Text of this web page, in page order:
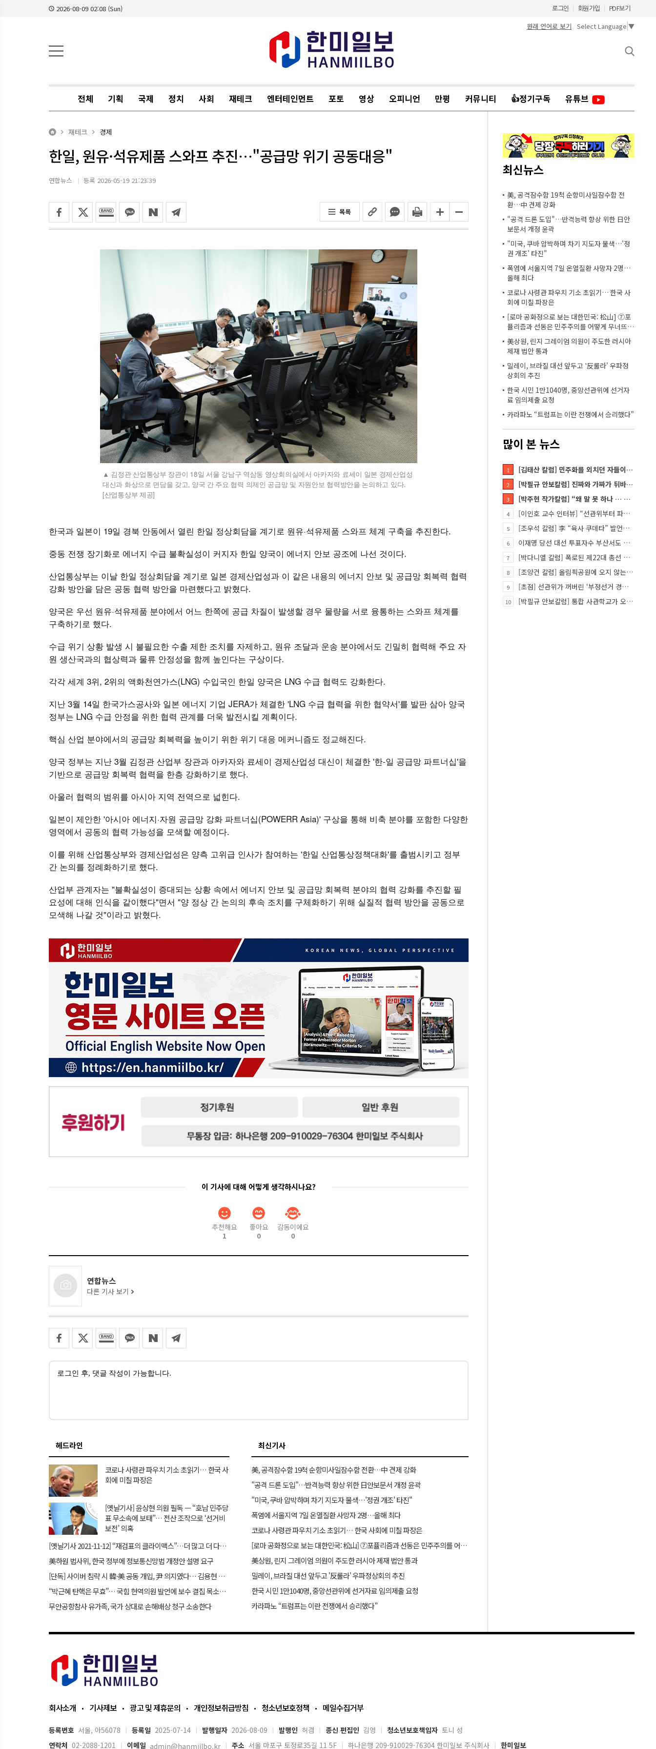
2026-08-09 02:08 (Sun) 로그인 회원가입 PDF보기
원래 언어로 보기 Select Language ▼
전체 기획 국제 정치 사회 재테크 엔터테인먼트 포토 영상 오피니언 만평 커뮤니티 👍정기구독 유튜브
재테크 경제
한일, 원유·석유제품 스와프 추진…"공급망 위기 공동대응"
연합뉴스 등록 2026-05-19 21:23:39
목록
김정관 산업통상부 장관이 18일 서울 강남구 역삼동 영상회의실에서 아카자와 료세이 일본 경제산업성
대신과 화상으로 면담을 갖고, 양국 간 주요 협력 의제인 공급망 및 자원안보 협력방안을 논의하고 있다.
[산업통상부 제공]
한국과 일본이 19일 경북 안동에서 열린 한일 정상회담을 계기로 원유·석유제품 스와프 체계 구축을 추진한다.
중동 전쟁 장기화로 에너지 수급 불확실성이 커지자 한일 양국이 에너지 안보 공조에 나선 것이다.
산업통상부는 이날 한일 정상회담을 계기로 일본 경제산업성과 이 같은 내용의 에너지 안보 및 공급망 회복력 협력
강화 방안을 담은 공동 협력 방안을 마련했다고 밝혔다.
양국은 우선 원유·석유제품 분야에서 어느 한쪽에 공급 차질이 발생할 경우 물량을 서로 융통하는 스와프 체계를
구축하기로 했다.
수급 위기 상황 발생 시 불필요한 수출 제한 조치를 자제하고, 원유 조달과 운송 분야에서도 긴밀히 협력해 주요 자
원 생산국과의 협상력과 물류 안정성을 함께 높인다는 구상이다.
각각 세계 3위, 2위의 액화천연가스(LNG) 수입국인 한일 양국은 LNG 수급 협력도 강화한다.
지난 3월 14일 한국가스공사와 일본 에너지 기업 JERA가 체결한 'LNG 수급 협력을 위한 협약서'를 발판 삼아 양국
정부는 LNG 수급 안정을 위한 협력 관계를 더욱 발전시킬 계획이다.
핵심 산업 분야에서의 공급망 회복력을 높이기 위한 위기 대응 메커니즘도 정교해진다.
양국 정부는 지난 3월 김정관 산업부 장관과 아카자와 료세이 경제산업성 대신이 체결한 '한-일 공급망 파트너십'을
기반으로 공급망 회복력 협력을 한층 강화하기로 했다.
아울러 협력의 범위를 아시아 지역 전역으로 넓힌다.
일본이 제안한 '아시아 에너지·자원 공급망 강화 파트너십(POWERR Asia)' 구상을 통해 비축 분야를 포함한 다양한
영역에서 공동의 협력 가능성을 모색할 예정이다.
이를 위해 산업통상부와 경제산업성은 양측 고위급 인사가 참여하는 '한일 산업통상정책대화'를 출범시키고 정부
간 논의를 정례화하기로 했다.
산업부 관계자는 "불확실성이 증대되는 상황 속에서 에너지 안보 및 공급망 회복력 분야의 협력 강화를 추진할 필
요성에 대해 인식을 같이했다"면서 "양 정상 간 논의의 후속 조치를 구체화하기 위해 실질적 협력 방안을 공동으로
모색해 나갈 것"이라고 밝혔다.
이 기사에 대해 어떻게 생각하시나요?
추천해요
1
좋아요
0
감동이에요
0
연합뉴스
다른 기사 보기
헤드라인
코로나 사령관 파우치 기소 초읽기… 한국 사
회에 미칠 파장은
[옛날기사] 윤상현 의원 필독 ㅡ “호남 민주당
표 무소속에 보태”… 전산 조작으로 ‘선거비
보전’ 의혹
[옛날기사 2021-11-12] “재검표의 클라이맥스”…더 많고 더 다양하게 쏟아진 부정 의심 투표지
美하원 법사위, 한국 정부에 정보통신망법 개정안 설명 요구
[단독] 사이버 침략 시 韓·美 공동 개입, 尹 의지였다… 김용현 장관 옥중 서신서 밝혀
“박근혜 탄핵은 무효”… 국힘 현역의원 발언에 보수 결집 목소리 고조
무안공항참사 유가족, 국가 상대로 손해배상 청구 소송한다
최신기사
美, 공격잠수함 19척 순항미사일잠수함 전환…中 견제 강화
"공격 드론 도입"…반격능력 향상 위한 日안보문서 개정 윤곽
"미국, 쿠바 압박하며 차기 지도자 물색…'정권 개조' 타진"
폭염에 서울지역 7일 온열질환 사망자 2명…올해 최다
코로나 사령관 파우치 기소 초읽기… 한국 사회에 미칠 파장은
[로마 공화정으로 보는 대한민국: 松山] ⑦포퓰리즘과 선동은 민주주의를 어떻게 무너뜨리는가
美상원, 린지 그레이엄 의원이 주도한 러시아 제재 법안 통과
밀레이, 브라질 대선 앞두고 '反룰라' 우파정상회의 추진
한국 시민 1만1040명, 중앙선관위에 선거자료 임의제출 요청
카라파노 “트럼프는 이란 전쟁에서 승리했다”
최신뉴스
美, 공격잠수함 19척 순항미사일잠수함 전
환…中 견제 강화
"공격 드론 도입"…반격능력 향상 위한 日안
보문서 개정 윤곽
"미국, 쿠바 압박하며 차기 지도자 물색…'정
권 개조' 타진"
폭염에 서울지역 7일 온열질환 사망자 2명…
올해 최다
코로나 사령관 파우치 기소 초읽기… 한국 사
회에 미칠 파장은
[로마 공화정으로 보는 대한민국: 松山] ⑦포
퓰리즘과 선동은 민주주의를 어떻게 무너뜨리
는가
美상원, 린지 그레이엄 의원이 주도한 러시아
제재 법안 통과
밀레이, 브라질 대선 앞두고 '反룰라' 우파정
상회의 추진
한국 시민 1만1040명, 중앙선관위에 선거자
료 임의제출 요청
카라파노 “트럼프는 이란 전쟁에서 승리했다”
많이 본 뉴스
1 [김태산 칼럼] 민주화를 외치던 자들이 대한민국의 적이고 간첩이었다
2 [박필규 안보칼럼] 진짜와 가짜가 뒤바뀐 혼돈의 시대, 안보 파탄은 막아야
3 [박주현 작가칼럼] “왜 말 못 하나 … 경기도 재정 파탄의 진짜 원인을”
4 [이인호 교수 인터뷰] “선관위부터 파고들어야…책임자 직접 고발하라”
5 [조우석 칼럼] 李 “육사 쿠데타” 발언은 왜 반역적인가
6 이재명 당선 대선 투표자수 부산서도 손댔다
7 [박다니엘 칼럼] 폭로된 제22대 총선 투표 조작… “흔들리는 가짜 국회의원들”
8 [조양건 칼럼] 올림픽공원에 오지 않는 정치인들은 누구인가
9 [초점] 선관위가 꺼버린 ‘부정선거 경보장치’
10 [박필규 안보칼럼] 통합 사관학교가 오히려 미래 쿠데타의 통로가 되는 이유
회사소개 기사제보 광고 및 제휴문의 개인정보취급방침 청소년보호정책 메일수집거부
등록번호 서울, 아56078 등록일 2025-07-14 발행일자 2026-08-09 발행인 허겸 종신 편집인 김영 청소년보호책임자 토니 성
연락처 02-2088-1201 이메일 admin@hanmiilbo.kr 주소 서울 마포구 토정로35길 11 5F 하나은행 209-910029-76304 한미일보 주식회사 한미일보